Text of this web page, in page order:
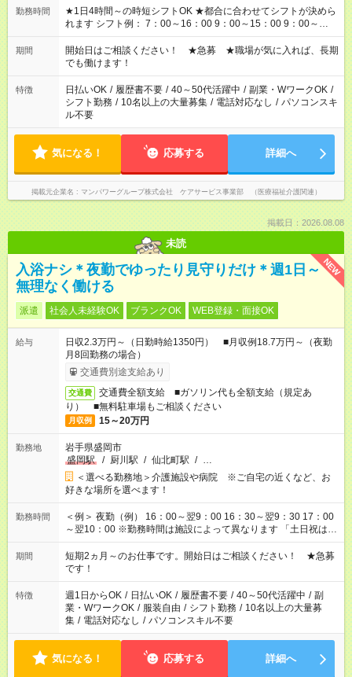
勤務時間
★1日4時間～の時短シフトOK ★都合に合わせてシフトが決めら
れます シフト例： 7：00～16：00 9：00～15：00 9：00～
18：00 11：00～20：00 など ※Wワークの場合、他のお仕事と
合わせ週40時間超の就業はご案内できません ※法令に基づき、
週20時間以上勤務は社会保険への加入対象となります ※労働者
派遣法（日雇い派遣の原則禁止）により、短時間・短期間の就
業はご案内が難しい場合があります
期間
開始日はご相談ください！ ★急募 ★職場が気に入れば、長期
でも働けます！
特徴 日払いOK / 履歴書不要 / 40～50代活躍中 / 副業・WワークOK /
シフト勤務 / 10名以上の大量募集 / 電話対応なし / パソコンスキ
ル不要
気になる！ 応募する 詳細へ
掲載元企業名 マンパワーグループ株式会社 ケアサービス事業部 （医療福祉介護関連）
掲載日：2026.08.08
未読
NEW
入浴ナシ＊夜勤でゆったり見守りだけ＊週1日～
無理なく働ける
派遣 社会人未経験OK ブランクOK WEB登録・面接OK
給与
日収2.3万円～（日勤時給1350円） ■月収例18.7万円～（夜勤
月8回勤務の場合）
交通費別途支給あり
交通費
交通費全額支給 ■ガソリン代も全額支給（規定あ
り） ■無料駐車場もご相談ください
月収例 15～20万円
勤務地
岩手県盛岡市
盛岡駅
/ 厨川駅 / 仙北町駅 / …
＜選べる勤務地＞介護施設や病院 ※ご自宅の近くなど、お
好きな場所を選べます！
勤務時間
＜例＞ 夜勤（例） 16：00～翌9：00 16：30～翌9：30 17：00
～翌10：00 ※勤務時間は施設によって異なります 「土日祝は休
みたい」 「しっかり稼ぎたい」 「もう少し遅い時間から始めた
い」など ご希望にあったお仕事をご案内いたします。 ※未経験
の方の場合は1～2ヶ月間は日中での仕事を経験いただき、 お
仕事に慣れてからの夜勤になります。 ★家庭の都合でお休みが
必要な場合も遠慮なくご相談ください。
期間
短期2ヵ月～のお仕事です。開始日はご相談ください！ ★急募
です！
特徴 週1日からOK / 日払いOK / 履歴書不要 / 40～50代活躍中 / 副
業・WワークOK / 服装自由 / シフト勤務 / 10名以上の大量募
集 / 電話対応なし / パソコンスキル不要
気になる！ 応募する 詳細へ